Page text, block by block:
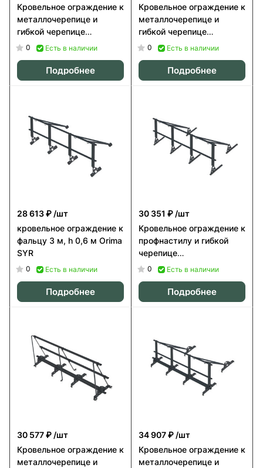
Кровельное ограждение к
металлочерепице и
гибкой черепице
(универсальное) 3 м, h
0 Есть в наличии
Подробнее
Кровельное ограждение к
металлочерепице и
гибкой черепице
(универсальное) 3 м, h
0 Есть в наличии
Подробнее
28 613 ₽ /шт
кровельное ограждение к
фальцу 3 м, h 0,6 м Orima
SYR
0 Есть в наличии
Подробнее
30 351 ₽ /шт
Кровельное ограждение к
профнастилу и гибкой
черепице
(универсальное) 3 м, h
0 Есть в наличии
Подробнее
30 577 ₽ /шт
Кровельное ограждение к
металлочерепице и
34 907 ₽ /шт
Кровельное ограждение к
металлочерепице и